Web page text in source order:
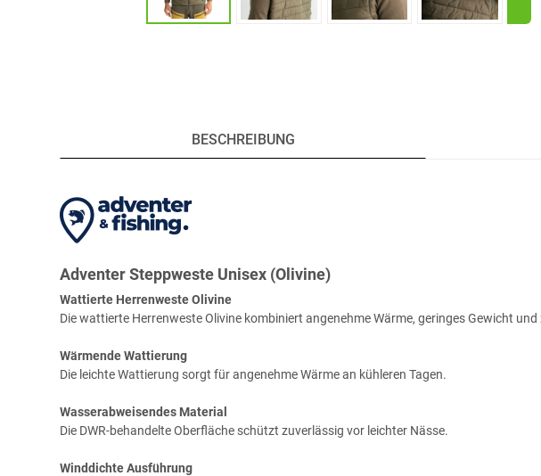
BESCHREIBUNG
Adventer Steppweste Unisex (Olivine)
Wattierte Herrenweste Olivine
Die wattierte Herrenweste Olivine kombiniert angenehme Wärme, geringes Gewicht
Wärmende Wattierung
Die leichte Wattierung sorgt für angenehme Wärme an kühleren Tagen.
Wasserabweisendes Material
Die DWR-behandelte Oberfläche schützt zuverlässig vor leichter Nässe.
Winddichte Ausführung